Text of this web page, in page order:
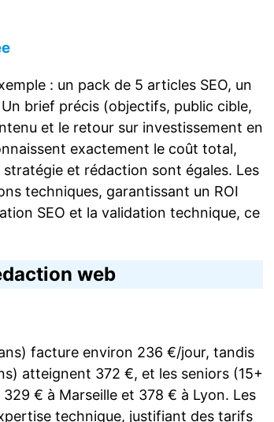
: un pack de 5 articles SEO, un
brief précis (objectifs, public cible,
et le retour sur investissement en
exactement le coût total,
et rédaction sont égales. Les
techniques, garantissant un ROI
SEO et la validation technique, ce
web
facture environ 236 €/jour, tandis
atteignent 372 €, et les seniors (15+
€ à Marseille et 378 € à Lyon. Les
technique, justifiant des tarifs